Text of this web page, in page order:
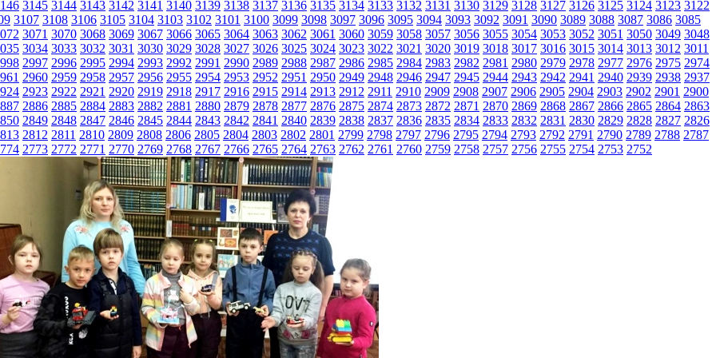
3145 3144 3143 3142 3141 3140 3139 3138 3137 3136 3135 3134 3133 3132 3131 3130 3129 3128 3127 3126 3125 3124 3123 3122
3107 3108 3106 3105 3104 3103 3102 3101 3100 3099 3098 3097 3096 3095 3094 3093 3092 3091 3090 3089 3088 3087 3086 3085
3071 3070 3068 3069 3067 3066 3065 3064 3063 3062 3061 3060 3059 3058 3057 3056 3055 3054 3053 3052 3051 3050 3049 3048
3034 3033 3032 3031 3030 3029 3028 3027 3026 3025 3024 3023 3022 3021 3020 3019 3018 3017 3016 3015 3014 3013 3012 3011
2997 2996 2995 2994 2993 2992 2991 2990 2989 2988 2987 2986 2985 2984 2983 2982 2981 2980 2979 2978 2977 2976 2975 2974
2960 2959 2958 2957 2956 2955 2954 2953 2952 2951 2950 2949 2948 2946 2947 2945 2944 2943 2942 2941 2940 2939 2938 2937
2923 2922 2921 2920 2919 2918 2917 2916 2915 2914 2913 2912 2911 2910 2909 2908 2907 2906 2905 2904 2903 2902 2901 2900
2886 2885 2884 2883 2882 2881 2880 2879 2878 2877 2876 2875 2874 2873 2872 2871 2870 2869 2868 2867 2866 2865 2864 2863
2849 2848 2847 2846 2845 2844 2843 2842 2841 2840 2839 2838 2837 2836 2835 2834 2833 2832 2831 2830 2829 2828 2827 2826
2812 2811 2810 2809 2808 2806 2805 2804 2803 2802 2801 2799 2798 2797 2796 2795 2794 2793 2792 2791 2790 2789 2788 2787
2773 2772 2771 2770 2769 2768 2767 2766 2765 2764 2763 2762 2761 2760 2759 2758 2757 2756 2755 2754 2753 2752